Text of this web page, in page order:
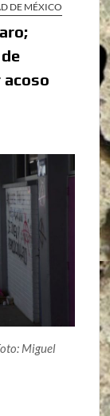
DE MÉXICO
Miguel